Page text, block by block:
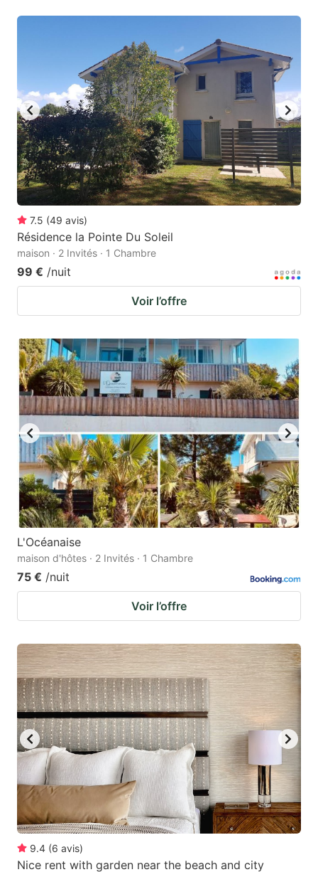
to
get
the
keyboard
shortcuts
for
changing
dates.
mark
key
to
the
keyboard
shortcuts
for
7.5 (49 avis)
Résidence la Pointe Du Soleil
maison · 2 Invités · 1 Chambre
99 € /nuit
Voir l’offre
L'Océanaise
maison d'hôtes · 2 Invités · 1 Chambre
75 € /nuit
Voir l’offre
9.4 (6 avis)
Nice rent with garden near the beach and city